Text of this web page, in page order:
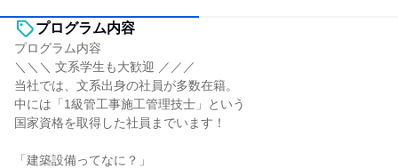
プログラム内容
プログラム内容
＼＼＼ 文系学生も大歓迎 ／／／
当社では、文系出身の社員が多数在籍。
中には「1級管工事施工管理技士」という
国家資格を取得した社員までいます！
「建築設備ってなに？」